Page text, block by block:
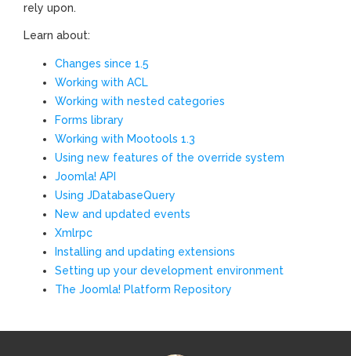
rely upon.
Learn about:
Changes since 1.5
Working with ACL
Working with nested categories
Forms library
Working with Mootools 1.3
Using new features of the override system
Joomla! API
Using JDatabaseQuery
New and updated events
Xmlrpc
Installing and updating extensions
Setting up your development environment
The Joomla! Platform Repository